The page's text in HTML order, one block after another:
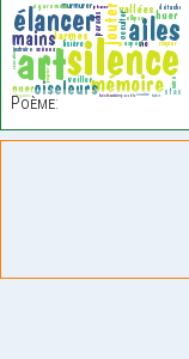
Poème: